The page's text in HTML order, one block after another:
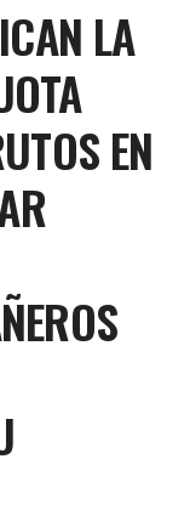
LA
EN